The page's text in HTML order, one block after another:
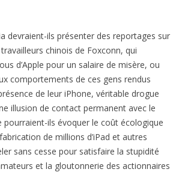
devraient-ils présenter des reportages sur
chinois de Foxconn, qui
d’Apple pour un salaire de misère, ou
comportements de ces gens rendus
de leur iPhone, véritable drogue
illusion de contact permanent avec le
pourraient-ils évoquer le coût écologique
de millions d’iPad et autres
sans cesse pour satisfaire la stupidité
et la gloutonnerie des actionnaires